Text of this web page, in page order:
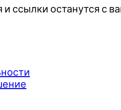
ссылки останутся с